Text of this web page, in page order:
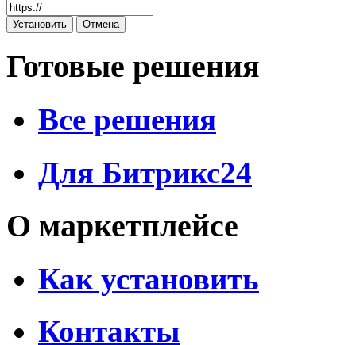
Готовые решения
Все решения
Для Битрикс24
О маркетплейсе
Как установить
Контакты